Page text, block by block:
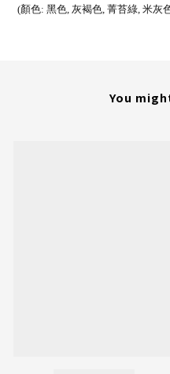
(顏色: 黑色, 灰褐色, 菁苔綠, 米灰
You